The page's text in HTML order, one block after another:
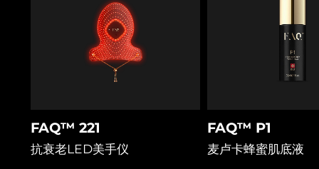
FAQ™ 221
抗衰老LED美手仪
FAQ™ P1
麦卢卡蜂蜜肌底液